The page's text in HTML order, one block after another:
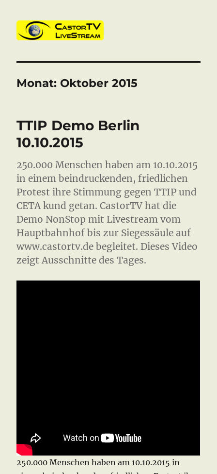
Monat: Oktober 2015
TTIP Demo Berlin
10.10.2015
250.000 Menschen haben am 10.10.2015
in einem beindruckenden, friedlichen
Protest ihre Stimmung gegen TTIP und
CETA kund getan. CastorTV hat die
Demo NonStop mit Livestream vom
Hauptbahnhof bis zur Siegessäule auf
www.castortv.de begleitet. Dieses Video
zeigt Ausschnitte des Tages.
250.000 Menschen haben am 10.10.2015 in